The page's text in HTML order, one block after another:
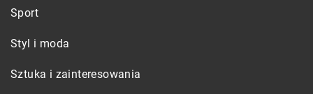
Sport
Styl i moda
Sztuka i zainteresowania